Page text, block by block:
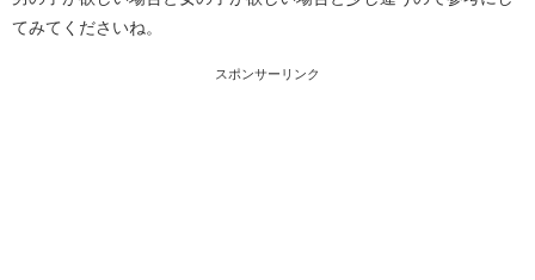
てみてくださいね。
スポンサーリンク